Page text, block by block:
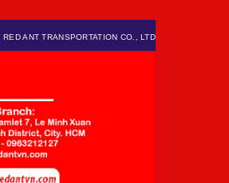
RED ANT TRANSPORTATION CO., LTD